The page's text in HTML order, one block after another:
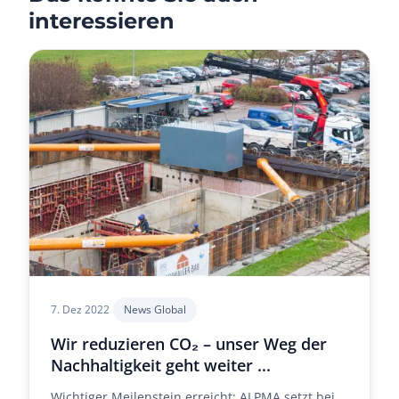
interessieren
7. Dez 2022 News Global
Wir reduzieren CO₂ – unser Weg der
Nachhaltigkeit geht weiter ...